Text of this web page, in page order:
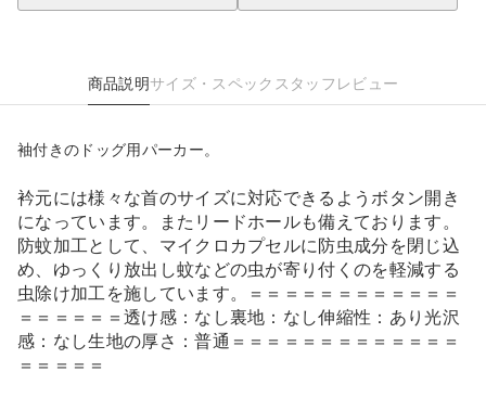
商品説明サイズ・スペック スタッフレビュー
袖付きのドッグ用パーカー。
衿元には様々な首のサイズに対応できるようボタン開き
になっています。またリードホールも備えております。
防蚊加工として、マイクロカプセルに防虫成分を閉じ込
め、ゆっくり放出し蚊などの虫が寄り付くのを軽減する
虫除け加工を施しています。＝＝＝＝＝＝＝＝＝＝＝＝
＝＝＝＝＝＝透け感：なし裏地：なし伸縮性：あり光沢
感：なし生地の厚さ：普通＝＝＝＝＝＝＝＝＝＝＝＝＝
＝＝＝＝＝